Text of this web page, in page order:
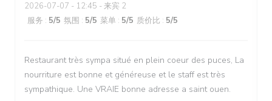
2026-07-07 - 12:45 - 来宾 2
服务 : 5/5 氛围 : 5/5 菜单 : 5/5 质价比 : 5/5
Restaurant très sympa situé en plein coeur des puces, La
nourriture est bonne et généreuse et le staff est très
sympathique. Une VRAIE bonne adresse a saint ouen.